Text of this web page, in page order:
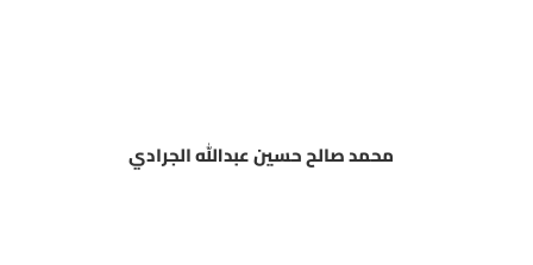
محمد صالح حسين عبدالله الجرادي